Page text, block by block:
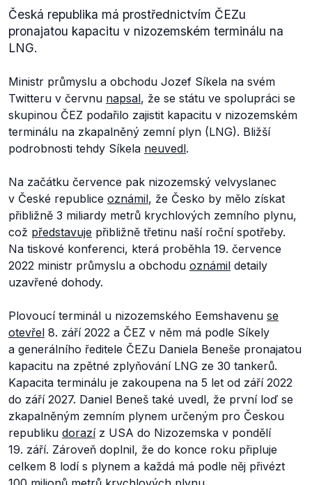
Česká republika má prostřednictvím ČEZu
pronajatou kapacitu v nizozemském terminálu na
LNG.
Ministr průmyslu a obchodu Jozef Síkela na svém
Twitteru v červnu napsal, že se státu ve spolupráci se
skupinou ČEZ podařilo zajistit kapacitu v nizozemském
terminálu na zkapalněný zemní plyn (LNG). Bližší
podrobnosti tehdy Síkela neuvedl.
Na začátku července pak nizozemský velvyslanec
v České republice oznámil, že Česko by mělo získat
přibližně 3 miliardy metrů krychlových zemního plynu,
což představuje přibližně třetinu naší roční spotřeby.
Na tiskové konferenci, která proběhla 19. července
2022 ministr průmyslu a obchodu oznámil detaily
uzavřené dohody.
Plovoucí terminál u nizozemského Eemshavenu se
otevřel 8. září 2022 a ČEZ v něm má podle Síkely
a generálního ředitele ČEZu Daniela Beneše pronajatou
kapacitu na zpětné zplyňování LNG ze 30 tankerů.
Kapacita terminálu je zakoupena na 5 let od září 2022
do září 2027. Daniel Beneš také uvedl, že první loď se
zkapalněným zemním plynem určeným pro Českou
republiku dorazíz USA do Nizozemska v pondělí
19. září. Zároveň doplnil, že do konce roku připluje
celkem 8 lodí s plynem a každá má podle něj přivézt